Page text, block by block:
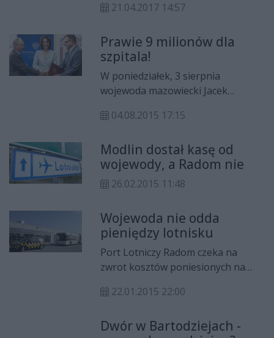
wzywającego radnych do
To kolejny etap krucjaty ogłoszonej
przez papieża religii smoleńskiej –
mówili.
21.04.2017 14:57
Prawie 9 milionów dla
szpitala!
W poniedziałek, 3 sierpnia
wojewoda mazowiecki Jacek
Radosław Witkowski podpisali
środków z rządowej dotacji dla
Radomskiego Szpitala
Specjalistycznego. 8,7 mln zł.
na remont oddziałów
rehabilitacyjnego i chirurgii
naczyniowej. W dotację dla naszego
szpitala mocno zaangażowała się
Białkowska.
04.08.2015 17:15
Modlin dostał kasę od
wojewody, a Radom nie
26.02.2015 11:48
Wojewoda nie odda
pieniędzy lotnisku
Port Lotniczy Radom czeka na
zwrot kosztów poniesionych na
wojewody mazowieckiego.
się nie doczeka, bowiem wojewoda
22.01.2015 22:00
Dwór w Bartodziejach -